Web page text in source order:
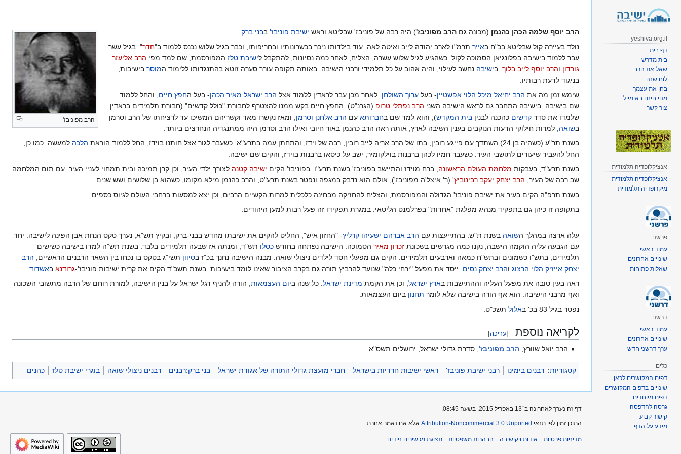
הרב מפוניבז'
הרב יוסף שלמה הכהן כהנמן (מכונה גם הרב מפוניבז') היה רבה של פוניבז' שבליטא וראש ישיבת פוניבז' בבני ברק.
נולד בעיירה קול שבליטא בכ"ח באייר תרמ"ו לארב יהודה לייב ואיטה לאה. עוד בילדותו ניכר בכשרונותיו ובחריפותו, וכבר בגיל שלוש נכנס ללמוד ב"חדר". בגיל עשר
עבר ללמוד בישיבה בפלונגיאן הסמוכה לקול. כשהגיע לגיל שלוש עשרה, הצליח, לאחר כמה נסיונות, להתקבל לישיבת טלז המפורסמת, שם למד מפי הרב אליעזר
גורדון והרב יוסף לייב בלוך. בישיבה נחשב לעילוי, והיה אהוב על כל תלמידי ורבני הישיבה. באותה תקופה עורר סערה זוטא בהתנגדותו ללימוד המוסר בישיבות,
בניגוד לדעת רבותיו.
שימש זמן מה את הרב יחיאל מיכל הלוי אפשטיין- בעל ערוך השולחן. לאחר מכן עבר לראדין ללמוד אצל הרב ישראל מאיר הכהן- בעל החפץ חיים, והחל ללמוד
שם בישיבה. בישיבה התחבר גם לראש הישיבה השני הרב נפתלי טרופ (הגרנ"ט). החפץ חיים בקש ממנו להצטרף לחבורת "כולל קדשים" (חבורת תלמידים בראדין
שלמדו את סדר קדשים כהכנה לבנין בית המקדש), והוא למד שם בחברותא עם הרב אלחנן וסרמן, ומאז נקשרו מאד וקשריהם המשיכו עד לרציחתו של הרב וסרמן
בשואה, למרות חילוקי הדעות הנוקבים בענין השיבה לארץ, אותה ראה הרב כהנמן באור חיובי ואילו הרב וסרמן היה ממתנגדיה הנחרצים ביותר.
בשנת תר"ע (כשהיה בן 24) השתדך עם פייגע רובין, בתו של הרב אריה לייב רובין, רבה של וידז, והתחתן עמה בתרע"א. כשעבר לגור אצל חותנו בוידז, החל ללמוד הוראת
הלכה למעשה. כמו כן,
החל להעביר שיעורים לתושבי העיר. כשעבר חמיו לכהן ברבנות בוילקומיר, ישב על כיסאו ברבנות בוידז, והקים שם ישיבה.
בשנת תרע"ד, בעבקות מלחמת העולם הראשונה, ברח מוידז והתיישב בפוניבז' בשנת תרע"ו. בפוניבז' הקים ישיבה קטנה לצורך ילדי העיר, וכן קרן תמיכה ובית תמחוי לעניי העיר. עם תום המלחמה
שב רבה של העיר, הרב יצחק יעקב רבינוביץ' (ר' איצל'ה מפוניבז'), אולם הוא נדבק במגפה ונפטר בשנת תרע"ט, והרב כהנמן מילא מקומו, כשהוא בן שלושים ושש שנים.
בשנת תרפ"ה הקים בעיר את ישיבת פוניבז' הגדולה והמפורסמת, והצליח להחזיקה מבחינה כלכלית למרות הקשיים הרבים, וכן יצא למסעות ברחבי העולם לגיוס כספים.
בתקופה זו כיהן גם בתפקיד מנהיג מפלגת "אחדות" בפרלמנט הליטאי. במגרת תפקידו זה פעל רבות למען היהודים.
עלה ארצה במהלך השואה בשנת ת"ש. בהתייעצות עם הרב אברהם ישעיהו קרליץ- "החזון איש", החליט להקים את ישיבתו מחדש בבני-ברק, ובקיץ תש"א, נערך טקס הנחת אבן הפינה לישיבה. יחד
עם הגבעה עליה הוקמה הישבה, נקנו כמה מגרשים בשכונת זכרון מאיר הסמוכה. הישיבה נפתחה בחודש כסלו תש"ד, ומנתה אז שבעה תלמידים בלבד. בשנת תש"ה למדו בישיבה כשישים
תלמידים, בתש"ו כשמונים ובתש"ח כמאה וארבעים תלמידים. הקים גם מפעלי חסד לילדים ניצולי שואה. מבנה הישיבה נחנך בכ"ז בסיוון תשי"ג בטקס בו נכחו בין השאר הרבנים הראשיים, הרב
יצחק אייזיק הלוי הרצוג והרב יצחק נסים. ייסד את מפעל "ירחי כלה" שנועד להרביץ תורה גם בקרב הציבור שאינו לומד בישיבות. בשנת תשכ"ד הקים את קרית ישיבות פוניבז'-גרודנא באשדוד.
ראה בעין טובה את מפעל העליה וההתישבות בארץ ישראל, וכן את הקמת מדינת ישראל. כל שנה ביום העצמאות, הורה להניף דגל ישראל על בנין הישיבה, למורת רוחם של הרבה מתשובי השכונה
ואף מרבני הישיבה. הוא אף הורה בישיבה שלא לומר תחנון ביום העצמאות.
נפטר בגיל 83 בכ' ב
אלול תשכ"ט.
לקריאה נוספת [עריכה]
הרב יואל שוורץ,הרב מפוניבז' , סדרת גדולי ישראל, ירושלים תשס"א
קטגוריות: רבנים בימינו רבני ישיבת פוניבז' ראשי ישיבות חרדיות בישראל חברי מועצת גדולי התורה של אגודת ישראל בני ברק:רבנים רבנים ניצולי שואה בוגרי ישיבת טלז כהנים
yeshiva.org.il
דף בית
בית מדרש
שאל את הרב
לוח שנה
בחן את עצמך
מנוי חינם באימייל
צור קשר
אנציקלופדיה תלמודית
אנציקלופדיה תלמודית
מיקרופדיה תלמודית
פרשני
עמוד ראשי
שינויים אחרונים
שאלות פתוחות
דרשני
עמוד ראשי
שינויים אחרונים
ערך דרשני חדש
כלים
דפים המקושרים לכאן
שינויים בדפים המקושרים
דפים מיוחדים
גרסה להדפסה
קישור קבוע
מידע על הדף
דף זה נערך לאחרונה ב־13 באפריל 2015, בשעה 08:45.
התוכן זמין לפי תנאי Attribution-Noncommercial 3.0 Unported אלא אם נאמר אחרת.
מדיניות פרטיות אודות ויקישיבה הבהרות משפטיות תצוגת מכשירים ניידים